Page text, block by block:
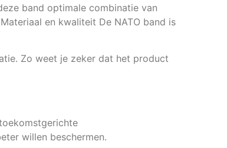
band optimale combinatie van
en kwaliteit De NATO band is
Zo weet je zeker dat het product
willen beschermen.